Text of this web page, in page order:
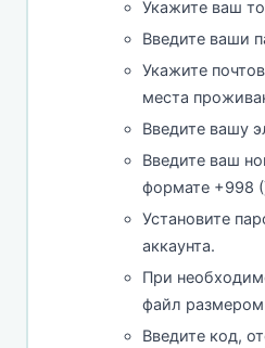
Укажите ваш
Введите ваши
Укажите
места
Введите вашу
Введите ваш
формате +998 (
Установите
аккаунта.
При
файл
Введите код,